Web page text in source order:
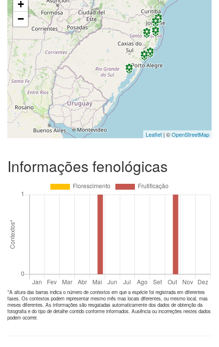
+
−
Leaflet | ©OpenStreetMap
Informações fenológicas
*A altura das barras indica o número de contextos em que a espécie foi registrada em diferentes
fases. Os contextos podem representar mesmo mês mas locais diferentes, ou mesmo local, mas
meses diferentes. As informações são resgatadas automaticamente dos dados de obtenção da
fotografia e do tipo de detalhe contido conforme informados. Ausência ou incorreções nestes dados
podem ocorrer.